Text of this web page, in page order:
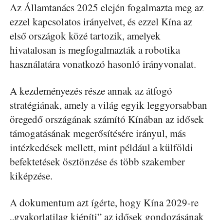
Az Államtanács 2025 elején fogalmazta meg az
ezzel kapcsolatos irányelvet, és ezzel Kína az
első országok közé tartozik, amelyek
hivatalosan is megfogalmazták a robotika
használatára vonatkozó hasonló irányvonalat.
A kezdeményezés része annak az átfogó
stratégiának, amely a világ egyik leggyorsabban
öregedő országának számító Kínában az idősek
támogatásának megerősítésére irányul, más
intézkedések mellett, mint például a külföldi
befektetések ösztönzése és több szakember
kiképzése.
A dokumentum azt ígérte, hogy Kína 2029-re
„gyakorlatilag kiépíti” az idősek gondozásának